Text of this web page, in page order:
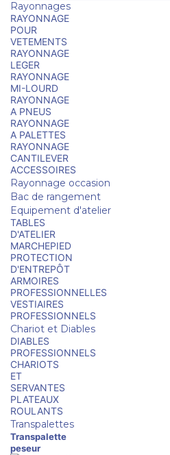
Rayonnages
RAYONNAGE
POUR
VETEMENTS
RAYONNAGE
LEGER
RAYONNAGE
MI-LOURD
RAYONNAGE
A PNEUS
RAYONNAGE
A PALETTES
RAYONNAGE
CANTILEVER
ACCESSOIRES
Rayonnage occasion
Bac de rangement
Equipement d'atelier
TABLES
D'ATELIER
MARCHEPIED
PROTECTION
D'ENTREPÔT
ARMOIRES
PROFESSIONNELLES
VESTIAIRES
PROFESSIONNELS
Chariot et Diables
DIABLES
PROFESSIONNELS
CHARIOTS
ET
SERVANTES
PLATEAUX
ROULANTS
Transpalettes
Transpalette
peseur